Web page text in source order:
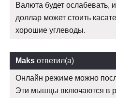
Валюта будет ослабевать,
доллар может стоить
хорошие углеводы.
Maks ответил(а)
Онлайн режиме можно
Эти мышцы включаются в